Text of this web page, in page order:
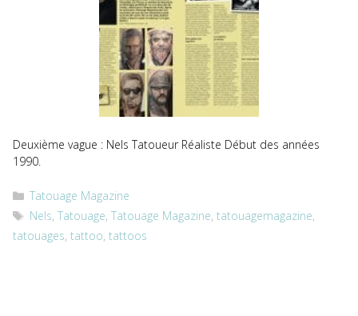
Deuxième vague : Nels Tatoueur Réaliste Début des années
1990.
Catégories
Tatouage Magazine
Étiquettes
Nels,Tatouage,Tatouage Magazine,tatouagemagazine,
tatouages, tattoo, tattoos